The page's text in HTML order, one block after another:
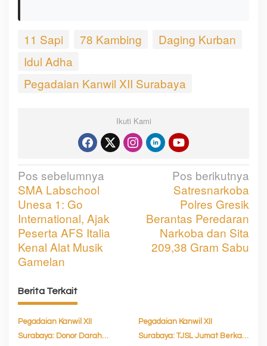
11 Sapi 78 Kambing
Daging Kurban
Idul Adha
Pegadaian Kanwil XII Surabaya
Ikuti Kami
N
a
v
i
g
s
i
p
Pos sebelumnya
SMA Labschool
Unesa 1: Go
International, Ajak
Peserta AFS Italia
Kenal Alat Musik
Gamelan
Pos berikutnya
Satresnarkoba
Polres Gresik
Berantas Peredaran
Narkoba dan Sita
209,38 Gram Sabu
Berita Terkait
Pegadaian Kanwil XII
Surabaya: Donor Darah
Pegadaian Kanwil XII
Surabaya: TJSL Jumat Berkah,